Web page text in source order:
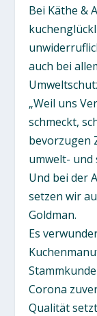
Bei Käthe &
auch bei
„Weil uns
schmeckt,
bevorzugen
umwelt-
Und bei der
setzen wir
Goldman.
Es
Corona
Qualität